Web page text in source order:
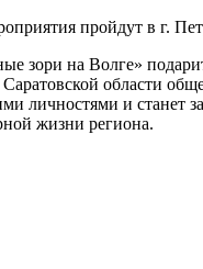
пройдут в г.
зори на Волге»
области
личностями и станет
жизни региона.